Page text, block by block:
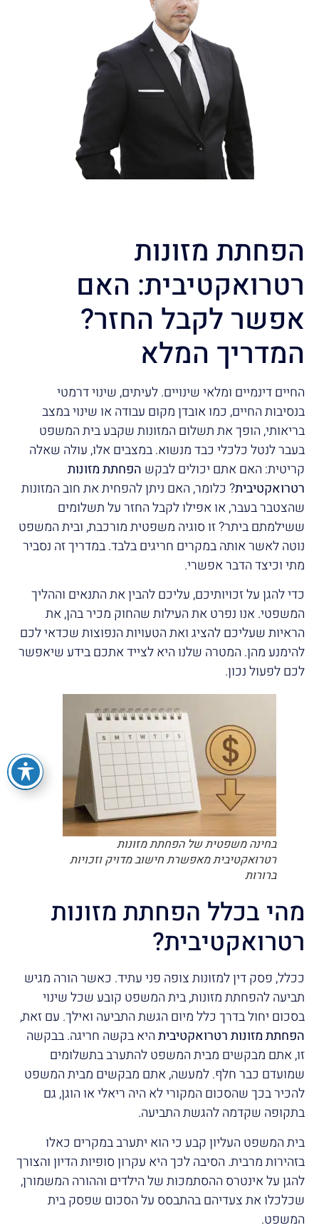
הפחתת מזונות
רטרואקטיבית: האם
אפשר לקבל החזר?
המדריך המלא
החיים דינמיים ומלאי שינויים. לעיתים, שינוי דרמטי
בנסיבות החיים, כמו אובדן מקום עבודה או שינוי במצב
בריאותי, הופך את תשלום המזונות שקבע בית המשפט
בעבר לנטל כלכלי כבד מנשוא. במצבים אלו, עולה שאלה
קריטית: האם אתם יכולים לבקש הפחתת מזונות
רטרואקטיבית? כלומר, האם ניתן להפחית את חוב המזונות
שהצטבר בעבר, או אפילו לקבל החזר על תשלומים
ששילמתם ביתר? זו סוגיה משפטית מורכבת, ובית המשפט
נוטה לאשר אותה במקרים חריגים בלבד. במדריך זה נסביר
מתי וכיצד הדבר אפשרי.
כדי להגן על זכויותיכם, עליכם להבין את התנאים וההליך
המשפטי. אנו נפרט את העילות שהחוק מכיר בהן, את
הראיות שעליכם להציג ואת הטעויות הנפוצות שכדאי לכם
להימנע מהן. המטרה שלנו היא לצייד אתכם בידע שיאפשר
לכם לפעול נכון.
בחינה משפטית של הפחתת מזונות
רטרואקטיבית מאפשרת חישוב מדויק וזכויות
ברורות
מהי בכלל הפחתת מזונות
רטרואקטיבית?
ככלל, פסק דין למזונות צופה פני עתיד. כאשר הורה מגיש
תביעה להפחתת מזונות, בית המשפט קובע שכל שינוי
בסכום יחול בדרך כלל מיום הגשת התביעה ואילך. עם זאת,
הפחתת מזונות רטרואקטיביתהיא בקשה חריגה. בבקשה
זו, אתם מבקשים מבית המשפט להתערב בתשלומים
שמועדם כבר חלף. למעשה, אתם מבקשים מבית המשפט
להכיר בכך שהסכום המקורי לא היה ריאלי או הוגן, גם
בתקופה שקדמה להגשת התביעה.
בית המשפט העליון קבע כי הוא יתערב במקרים כאלו
בזהירות מרבית. הסיבה לכך היא עקרון סופיות הדיון והצורך
להגן על אינטרס ההסתמכות של הילדים וההורה המשמורן,
שכלכלו את צעדיהם בהתבסס על הסכום שפסק בית
המשפט.